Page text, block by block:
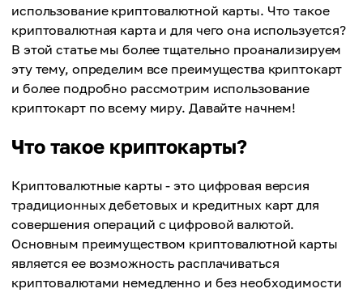
использование криптовалютной карты. Что такое
криптовалютная карта и для чего она используется?
В этой статье мы более тщательно проанализируем
эту тему, определим все преимущества криптокарт
и более подробно рассмотрим использование
криптокарт по всему миру. Давайте начнем!
Что такое криптокарты?
Криптовалютные карты - это цифровая версия
традиционных дебетовых и кредитных карт для
совершения операций с цифровой валютой.
Основным преимуществом криптовалютной карты
является ее возможность расплачиваться
криптовалютами немедленно и без необходимости